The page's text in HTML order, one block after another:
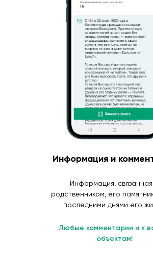
Информация и
Информация,
родственником, его
последними днями его
Любые комментарии и к
объектам!